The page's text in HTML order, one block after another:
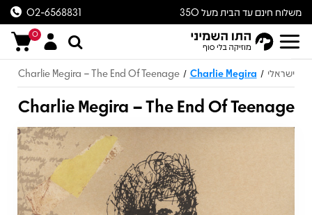
משלוח חינם עד הבית מעל 350
ש״ח
02-6568831
0
ישראלי /
Charlie Megira
/
Charlie Megira – The End Of Teenage
Charlie Megira – The End Of Teenage